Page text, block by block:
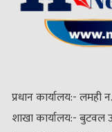
प्रधान कार्यालय:- लमही
शाखा कार्यालय:- बुटवल